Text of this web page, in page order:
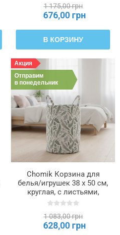
1 175,00 грн
676,00 грн
В КОРЗИНУ
Акция
Отправим
в понедельник
Chomik Корзина для
белья/игрушек 38 x 50 см,
круглая, с листьями,
размер L, NIZ4977
1 083,00 грн
628,00 грн